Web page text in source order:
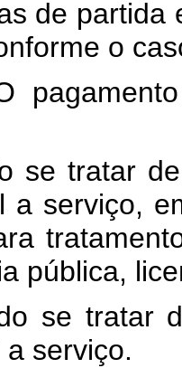
de
o
se tratar
a serviço,
pública,
se tratar
serviço.